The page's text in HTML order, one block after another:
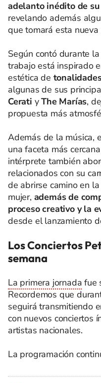
adelanto inédito de
revelando además
que tomará esta
Según contó durante
trabajo está inspirado
estética de
algunas de sus
Cerati yThe Marías,
propuesta más
Además de la música,
una faceta más
intérprete también
relacionados con su
de abrirse camino en
mujer, además de
proceso creativo y la
desde el lanzamiento
Los Conciertos
semana
La primera jornada fue
Recordemos que
seguirá transmitiendo
con nuevos conciertos
artistas nacionales.
La programación